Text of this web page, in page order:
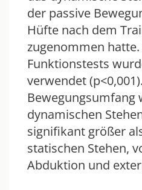
der passive
Hüfte nach dem
zugenommen
Funktionstests
verwendet
Bewegungsumfang
dynamischen
signifikant größer
statischen Stehen,
Abduktion und